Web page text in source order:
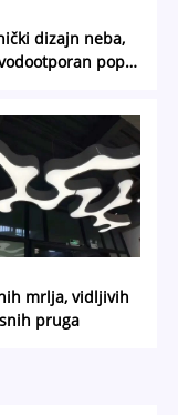
dizajn neba,
pop
mrlja, vidljivih
pruga